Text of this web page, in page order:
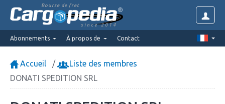
Bourse de fret
since 2014
Abonnements À propos de Contact
Accueil
Liste des membres
DONATI SPEDITION SRL